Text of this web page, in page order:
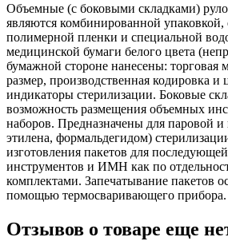
Объемные (с боковыми складками)
являются комбинированной упаковкой,
полимерной пленки и специальной
медицинской бумаги белого цвета
бумажной стороне нанесены:
размер, производственная кодировка
индикаторы стерилизации. Боковые
возможность размещения объемных
наборов. Предназначены для паровой и
этилена, формальдегидом)
изготовления пакетов для
инструментов и ИМН как по
комплектами. Запечатывание пакетов
помощью термосваривающего прибора.
Отзывов о товаре еще